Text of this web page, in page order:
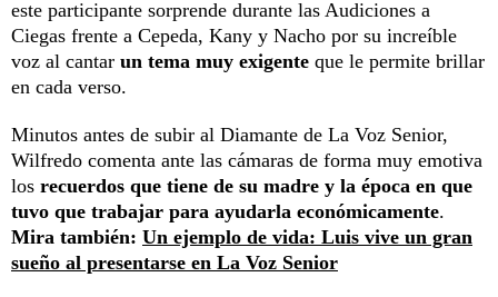
este participante sorprende durante las Audiciones a
Ciegas frente a Cepeda, Kany y Nacho por su increíble
voz al cantar un tema muy exigente que le permite brillar
en cada verso.
Minutos antes de subir al Diamante de La Voz Senior,
Wilfredo comenta ante las cámaras de forma muy emotiva
los recuerdos que tiene de su madre y la época en que
tuvo que trabajar para ayudarla económicamente.
Mira también: Un ejemplo de vida: Luis vive un gran
sueño al presentarse en La Voz Senior